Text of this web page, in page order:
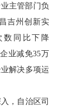
主管部门负
吉州创新实
数同比下降
业减免35万
解决多项运
，自治区司